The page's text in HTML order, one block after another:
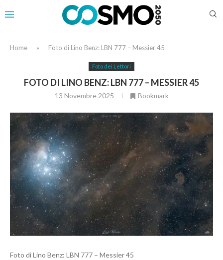
Home » Foto di Lino Benz: LBN 777 – Messier 45
Foto dei Lettori
FOTO DI LINO BENZ: LBN 777 – MESSIER 45
13 Novembre 2025 Bookmark
Foto di Lino Benz: LBN 777 – Messier 45